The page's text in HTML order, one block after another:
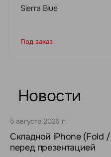
Sierra Blue
Под заказ
Новости
5 августа 2026 г.
Складной iPhone (Fold
перед презентацией